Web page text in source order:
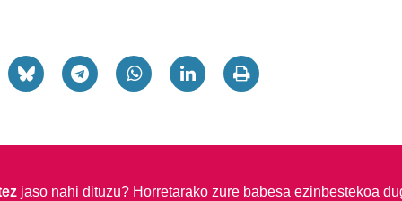
jaso nahi dituzu? Horretarako zure babesa ezinbestekoa